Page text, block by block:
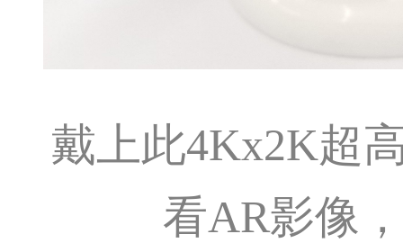
戴上此4Kx2K超
看AR影像